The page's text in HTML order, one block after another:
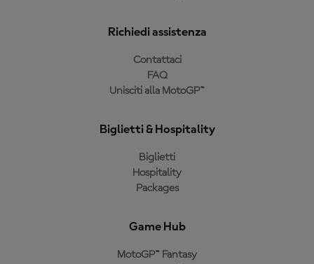
Richiedi assistenza
Contattaci
FAQ
Unisciti alla MotoGP™
Biglietti & Hospitality
Biglietti
Hospitality
Packages
Game Hub
MotoGP™ Fantasy